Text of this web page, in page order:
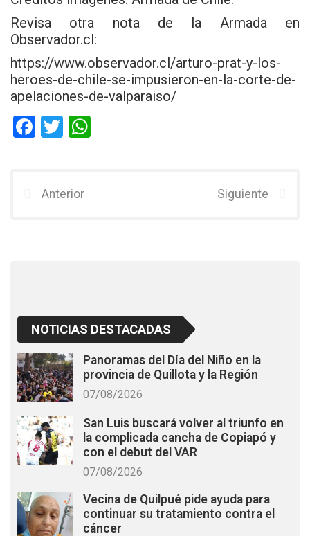
Revisa otra nota de la Armada en
Observador.cl:
https://www.observador.cl/arturo-prat-y-los-
heroes-de-chile-se-impusieron-en-la-corte-de-
apelaciones-de-valparaiso/
F
b
T
er
Anterior Siguiente
NOTICIAS DESTACADAS
Panoramas del Día del Niño en la
provincia de Quillota y la Región
07/08/2026
San Luis buscará volver al triunfo en
la complicada cancha de Copiapó y
con el debut del VAR
07/08/2026
Vecina de Quilpué pide ayuda para
continuar su tratamiento contra el
cáncer